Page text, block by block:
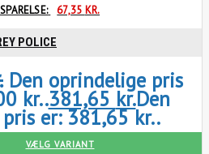
67,35 KR.
POLICE
Den oprindelige pris
kr..381,65 kr.Den
er: 381,65 kr..
VÆLG VARIANT